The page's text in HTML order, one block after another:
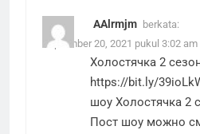
AAlrmjm berkata:
September 20, 2021 pukul 3:02 am
Холостячка 2
https://bit.ly/
шоу Холостячка 2
Пост шоу можно